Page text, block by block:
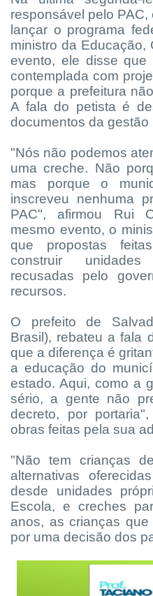
responsável pelo
lançar o programa
ministro da Educação,
evento, ele disse
contemplada com
porque a prefeitura
A fala do petista é
documentos da gestão
"Nós não podemos
uma creche. Não
mas porque o
inscreveu nenhuma
PAC", afirmou Rui
mesmo evento, o
que propostas
construir
recusadas pelo
recursos.
O prefeito de
Brasil), rebateu a fala
que a diferença é
a educação do
estado. Aqui, como a
sério, a gente não
decreto, por
obras feitas pela sua
"Não tem crianças
alternativas
desde unidades
Escola, e creches
anos, as crianças
por uma decisão dos